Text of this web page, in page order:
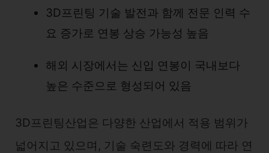
3D프린팅 기술 발전과 함께 전문 인력 수
요 증가로 연봉 상승 가능성 높음
해외 시장에서는 신입 연봉이 국내보다
높은 수준으로 형성되어 있음
3D프린팅산업은 다양한 산업에서 적용 범위가
넓어지고 있으며, 기술 숙련도와 경력에 따라 연